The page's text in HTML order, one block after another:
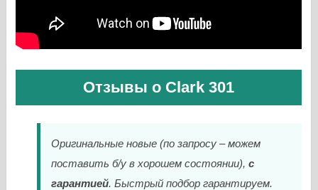
Отзывы о Clark 301
Оригинальные новые (по запросу – можем
поставить б/у в хорошем состоянии),с
гарантией. Быстрый подбор гарантируем.